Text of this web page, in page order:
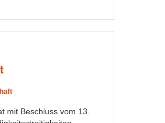
mit Beschluss vom 13.